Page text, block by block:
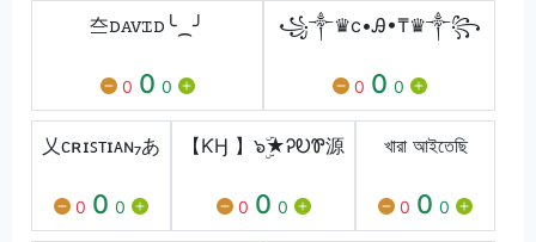
夳󠅜ꭰꭺꮩꮖꭰ╰⁔╯
0 0 0
꧁༒♛c•Ꭿ•₸♛༒꧂
0 0 0
乂ᴄʀɪꜱᴛɪᴀɴ₇あ
0 0 0
【ƘӇ 】๖ۣۜ★ᎮᎧᏈ源
0 0 0
খারা আইতেছি
0 0 0